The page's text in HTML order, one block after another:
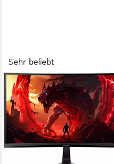
Sehr beliebt
ACER
Nitro ED240QP0bi Curved-
LED-Monitor
59,9 cm/ 23,6 Zoll Diagonale
1920 x 1080 px, Full HD
Auflösung
1 ms Reaktionszeit